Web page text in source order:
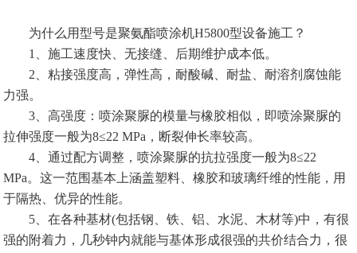
为什么用型号是聚氨酯喷涂机H5800型设备施工？
1、施工速度快、无接缝、后期维护成本低。
2、粘接强度高，弹性高，耐酸碱、耐盐、耐溶剂腐蚀能
力强。
3、高强度：喷涂聚脲的模量与橡胶相似，即喷涂聚脲的
拉伸强度一般为8≤22 MPa，断裂伸长率较高。
4、通过配方调整，喷涂聚脲的抗拉强度一般为8≤22
MPa。这一范围基本上涵盖塑料、橡胶和玻璃纤维的性能，用
于隔热、优异的性能。
5、在各种基材(包括钢、铁、铝、水泥、木材等)中，有很
强的附着力，几秒钟内就能与基体形成很强的共价结合力，很